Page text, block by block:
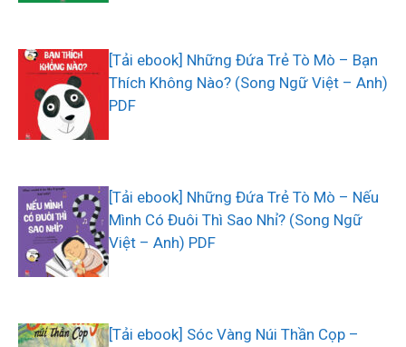
[Tải ebook] Những Đứa Trẻ Tò Mò – Bạn
Thích Không Nào? (Song Ngữ Việt – Anh)
PDF
[Tải ebook] Những Đứa Trẻ Tò Mò – Nếu
Mình Có Đuôi Thì Sao Nhỉ? (Song Ngữ
Việt – Anh) PDF
[Tải ebook] Sóc Vàng Núi Thần Cọp –